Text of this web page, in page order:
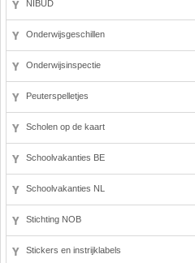
NIBUD
Onderwijsgeschillen
Onderwijsinspectie
Peuterspelletjes
Scholen op de kaart
Schoolvakanties BE
Schoolvakanties NL
Stichting NOB
Stickers en instrijklabels